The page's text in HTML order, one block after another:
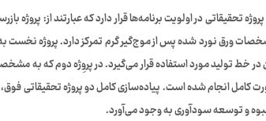
تحقیقاتی در اولویت برنامه‌ها قرار دارد که عبارتند از: پروژه
مشخصات ورق نورد شده پس از موج‌گیر گرم تمرکز دارد. پروژه
خط تولید مورد استفاده قرار می‌گیرد. در پروِژه دوم که به
کامل انجام شده است. پیاده‌سازی کامل دو پروژه تحقیقاتی
و توسعه سودآوری به وجود می‌آورد.